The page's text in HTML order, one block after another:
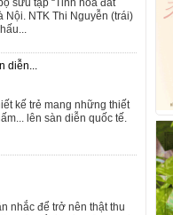
sưu tập “Tinh hoa đất
Nội. NTK Thi Nguyễn (trái)
diễn...
kế trẻ mang những thiết
lên sàn diễn quốc tế.
nhắc để trở nên thật thu